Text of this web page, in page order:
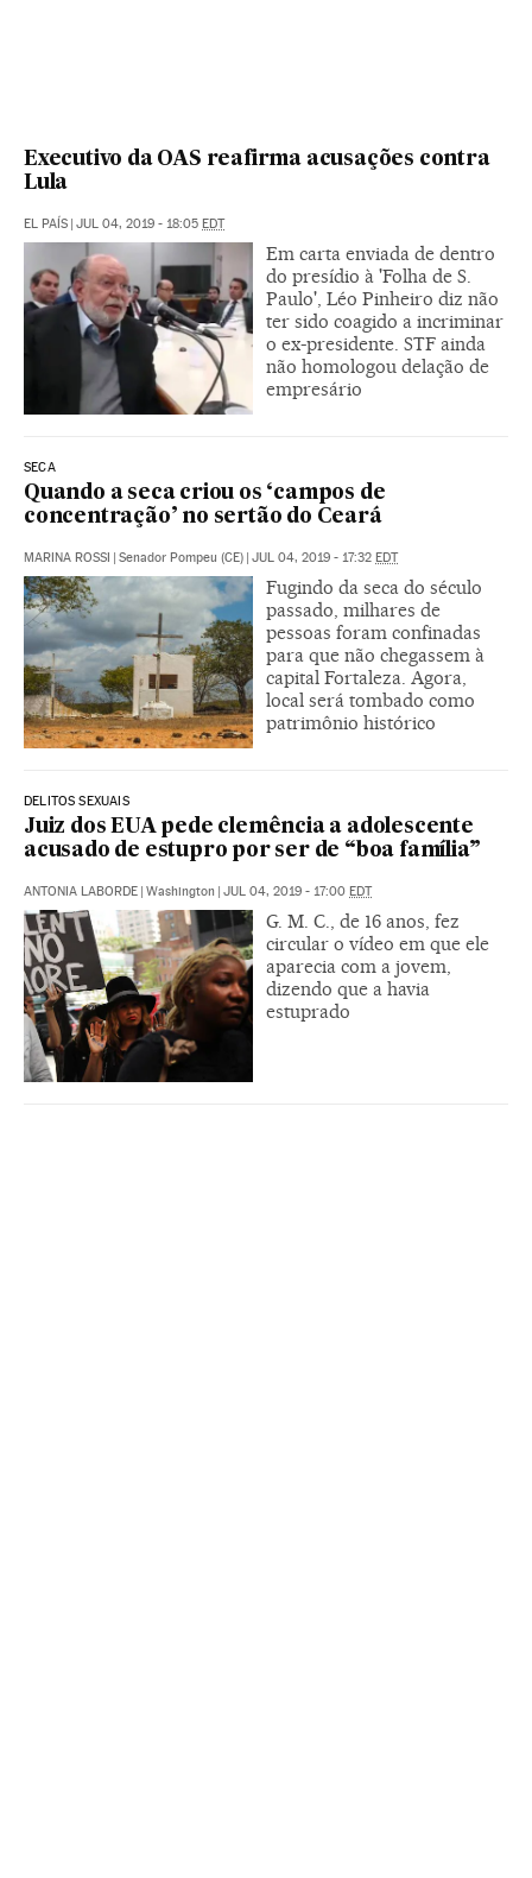
Executivo da OAS reafirma acusações contra
Lula
EL PAÍS JUL 04, 2019 - 18:05 EDT
Em carta enviada de dentro
do presídio à 'Folha de S.
Paulo', Léo Pinheiro diz não
ter sido coagido a incriminar
o ex-presidente. STF ainda
não homologou delação de
empresário
SECA
Quando a seca criou os ‘campos de
concentração’ no sertão do Ceará
MARINA ROSSI Senador Pompeu (CE) JUL 04, 2019 - 17:32 EDT
Fugindo da seca do século
passado, milhares de
pessoas foram confinadas
para que não chegassem à
capital Fortaleza. Agora,
local será tombado como
patrimônio histórico
DELITOS SEXUAIS
Juiz dos EUA pede clemência a adolescente
acusado de estupro por ser de “boa família”
ANTONIA LABORDE | Washington | JUL 04, 2019 - 17:00 EDT
G. M. C., de 16 anos, fez
circular o vídeo em que ele
aparecia com a jovem,
dizendo que a havia
estuprado